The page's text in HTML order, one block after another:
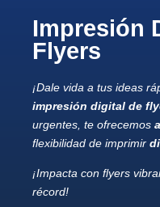
Impresión
Flyers
¡Dale vida a tus ideas
impresión digital de
urgentes, te ofrecemos
flexibilidad de imprimir
¡Impacta con flyers
récord!